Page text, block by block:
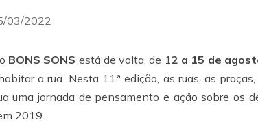
03/2022
BONS SONS está de volta, de 12 a 15 de
a rua. Nesta 11.ª edição, as ruas, as
uma jornada de pensamento e ação sobre os
2019.